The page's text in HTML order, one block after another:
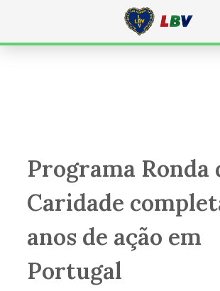
Programa Ronda
Caridade
anos de ação em
Portugal